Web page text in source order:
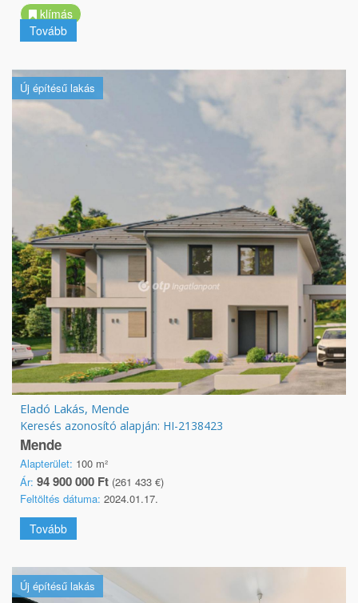
klímás
Tovább
Új építésű lakás
Eladó Lakás, Mende
Keresés azonosító alapján: HI-2138423
Mende
Alapterület: 100 m²
Ár: 94 900 000 Ft (261 433 €)
Feltöltés dátuma: 2024.01.17.
Tovább
Új építésű lakás